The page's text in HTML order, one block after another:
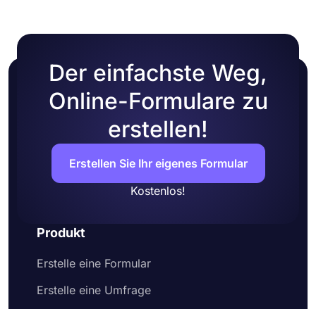
Der einfachste Weg,
Online-Formulare zu
erstellen!
Erstellen Sie Ihr eigenes Formular
Kostenlos!
Produkt
Erstelle eine Formular
Erstelle eine Umfrage